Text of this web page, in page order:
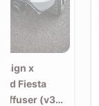
x
Fiesta
(v3)